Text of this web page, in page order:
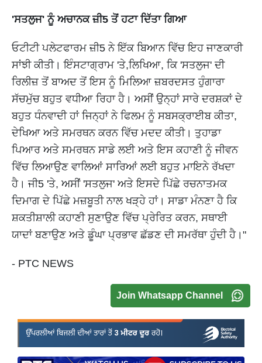
'ਸਤਲੁਜ' ਨੂੰ ਅਚਾਨਕ ਜ਼ੀ5 ਤੋਂ ਹਟਾ ਦਿੱਤਾ ਗਿਆ
ਓਟੀਟੀ ਪਲੇਟਫਾਰਮ ਜ਼ੀ5 ਨੇ ਇੱਕ ਬਿਆਨ ਵਿੱਚ ਇਹ ਜਾਣਕਾਰੀ
ਸਾਂਝੀ ਕੀਤੀ। ਇੰਸਟਾਗ੍ਰਾਮ 'ਤੇ,ਲਿਖਿਆ, ਕਿ 'ਸਤਲੁਜ' ਦੀ
ਰਿਲੀਜ਼ ਤੋਂ ਬਾਅਦ ਤੋਂ ਇਸ ਨੂੰ ਮਿਲਿਆ ਜ਼ਬਰਦਸਤ ਹੁੰਗਾਰਾ
ਸੱਚਮੁੱਚ ਬਹੁਤ ਵਧੀਆ ਰਿਹਾ ਹੈ। ਅਸੀਂ ਉਨ੍ਹਾਂ ਸਾਰੇ ਦਰਸ਼ਕਾਂ ਦੇ
ਬਹੁਤ ਧੰਨਵਾਦੀ ਹਾਂ ਜਿਨ੍ਹਾਂ ਨੇ ਫਿਲਮ ਨੂੰ ਸਬਸਕ੍ਰਾਈਬ ਕੀਤਾ,
ਦੇਖਿਆ ਅਤੇ ਸਮਰਥਨ ਕਰਨ ਵਿੱਚ ਮਦਦ ਕੀਤੀ। ਤੁਹਾਡਾ
ਪਿਆਰ ਅਤੇ ਸਮਰਥਨ ਸਾਡੇ ਲਈ ਅਤੇ ਇਸ ਕਹਾਣੀ ਨੂੰ ਜੀਵਨ
ਵਿੱਚ ਲਿਆਉਣ ਵਾਲਿਆਂ ਸਾਰਿਆਂ ਲਈ ਬਹੁਤ ਮਾਇਨੇ ਰੱਖਦਾ
ਹੈ। ਜੀ5 'ਤੇ, ਅਸੀਂ 'ਸਤਲੁਜ' ਅਤੇ ਇਸਦੇ ਪਿੱਛੇ ਰਚਨਾਤਮਕ
ਦਿਮਾਗ ਦੇ ਪਿੱਛੇ ਮਜ਼ਬੂਤੀ ਨਾਲ ਖੜ੍ਹੇ ਹਾਂ। ਸਾਡਾ ਮੰਨਣਾ ਹੈ ਕਿ
ਸ਼ਕਤੀਸ਼ਾਲੀ ਕਹਾਣੀ ਸੁਣਾਉਣ ਵਿੱਚ ਪ੍ਰੇਰਿਤ ਕਰਨ, ਸਥਾਈ
ਯਾਦਾਂ ਬਣਾਉਣ ਅਤੇ ਡੂੰਘਾ ਪ੍ਰਭਾਵ ਛੱਡਣ ਦੀ ਸਮਰੱਥਾ ਹੁੰਦੀ ਹੈ।"
- PTC NEWS
Join Whatsapp Channel